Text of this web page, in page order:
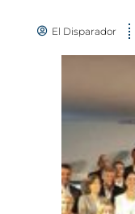
El Disparador